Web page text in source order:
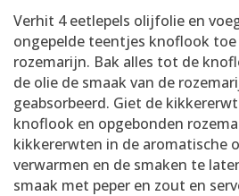
Verhit 4 eetlepels olijfolie en
ongepelde teentjes knoflook
rozemarijn. Bak alles tot de
de olie de smaak van de
geabsorbeerd. Giet de
knoflook en opgebonden
kikkererwten in de aromatische
verwarmen en de smaken te
smaak met peper en zout en